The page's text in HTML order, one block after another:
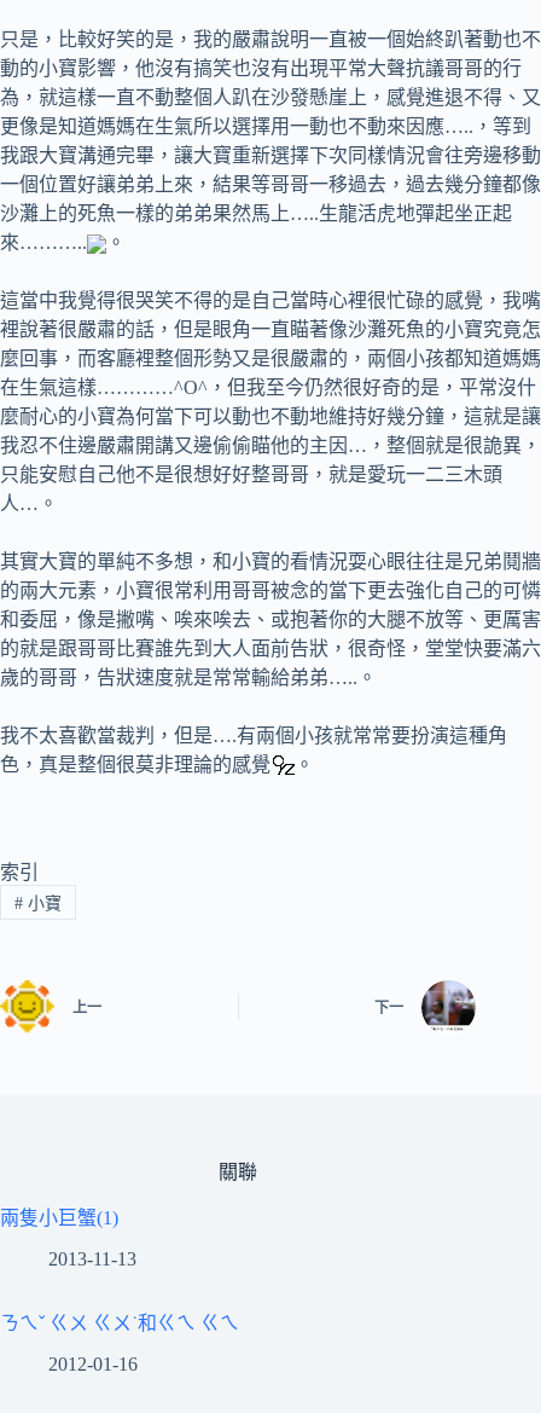
只是，比較好笑的是，我的嚴肅說明一直被一個始終趴著動也不
動的小寶影響，他沒有搞笑也沒有出現平常大聲抗議哥哥的行
為，就這樣一直不動整個人趴在沙發懸崖上，感覺進退不得、又
更像是知道媽媽在生氣所以選擇用一動也不動來因應…..，等到
我跟大寶溝通完畢，讓大寶重新選擇下次同樣情況會往旁邊移動
一個位置好讓弟弟上來，結果等哥哥一移過去，過去幾分鐘都像
沙灘上的死魚一樣的弟弟果然馬上…..生龍活虎地彈起坐正起
來………..
。
這當中我覺得很哭笑不得的是自己當時心裡很忙碌的感覺，我嘴
裡說著很嚴肅的話，但是眼角一直瞄著像沙灘死魚的小寶究竟怎
麼回事，而客廳裡整個形勢又是很嚴肅的，兩個小孩都知道媽媽
在生氣這樣…………^O^，但我至今仍然很好奇的是，平常沒什
麼耐心的小寶為何當下可以動也不動地維持好幾分鐘，這就是讓
我忍不住邊嚴肅開講又邊偷偷瞄他的主因…，整個就是很詭異，
只能安慰自己他不是很想好好整哥哥，就是愛玩一二三木頭
人…。
其實大寶的單純不多想，和小寶的看情況耍心眼往往是兄弟鬩牆
的兩大元素，小寶很常利用哥哥被念的當下更去強化自己的可憐
和委屈，像是撇嘴、唉來唉去、或抱著你的大腿不放等、更厲害
的就是跟哥哥比賽誰先到大人面前告狀，很奇怪，堂堂快要滿六
歲的哥哥，告狀速度就是常常輸給弟弟…..。
我不太喜歡當裁判，但是….有兩個小孩就常常要扮演這種角
色，真是整個很莫非理論的感覺
。
索引
#小寶
上一 下一
關聯
兩隻小巨蟹(1)
2013-11-13
ㄋㄟˇ ㄍㄨ ㄍㄨ˙和ㄍㄟ ㄍㄟ
2012-01-16